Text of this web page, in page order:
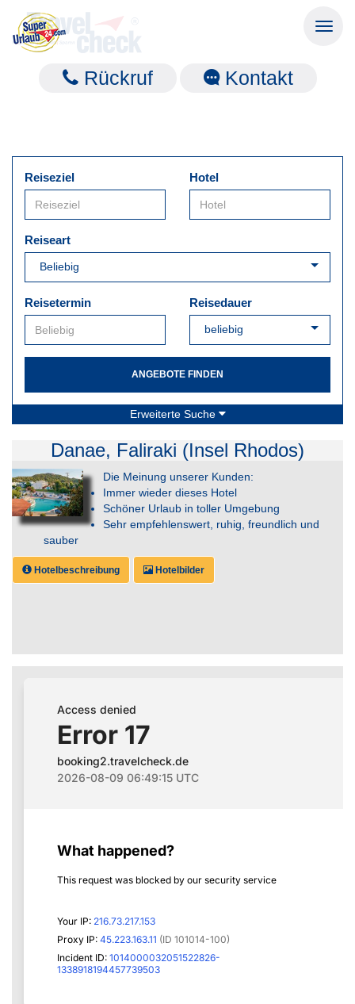
Toggle
Rückruf Kontakt
Reiseziel Hotel
Reiseart
Reisetermin Reisedauer
ANGEBOTE FINDEN
Erweiterte Suche
Danae, Faliraki (Insel Rhodos)
Die Meinung unserer Kunden:
Immer wieder dieses Hotel
Schöner Urlaub in toller Umgebung
Sehr empfehlenswert, ruhig, freundlich und
sauber
Hotelbeschreibung Hotelbilder